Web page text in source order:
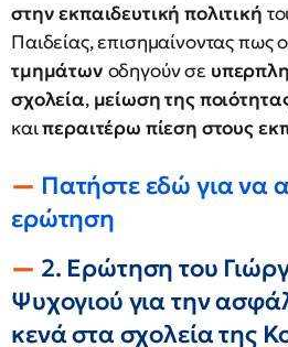
στην εκπαιδευτική πολιτική
Παιδείας, επισημαίνοντας πως
τμημάτων οδηγούν σε
σχολεία, μείωση της
καιπεραιτέρω πίεση στους
Πατήστε εδώ για να
ερώτηση
2. Ερώτηση του
Ψυχογιού για την
κενά στα σχολεία της